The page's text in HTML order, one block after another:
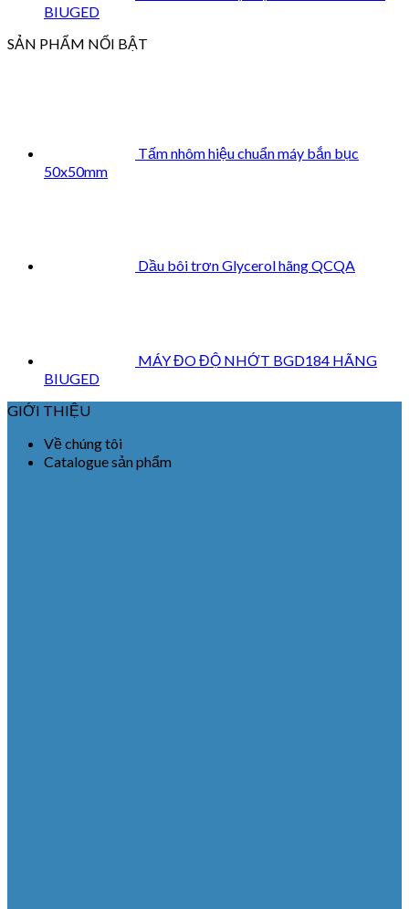
BIUGED
SẢN PHẨM NỔI BẬT
Tấm nhôm hiệu chuẩn máy bắn bục
50x50mm
Dầu bôi trơn Glycerol hãng QCQA
MÁY ĐO ĐỘ NHỚT BGD184 HÃNG
BIUGED
GIỚI THIỆU
Về chúng tôi
Catalogue sản phẩm